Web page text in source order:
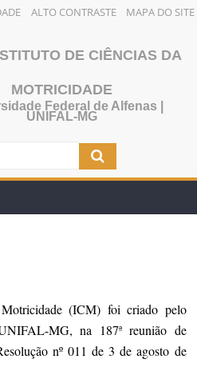
ALTO CONTRASTE MAPA DO SITE
DE CIÊNCIAS DA
MOTRICIDADE
Federal de Alfenas |
UNIFAL-MG
(ICM) foi criado pelo
MG, na 187ª reunião de
nº 011 de 3 de agosto de